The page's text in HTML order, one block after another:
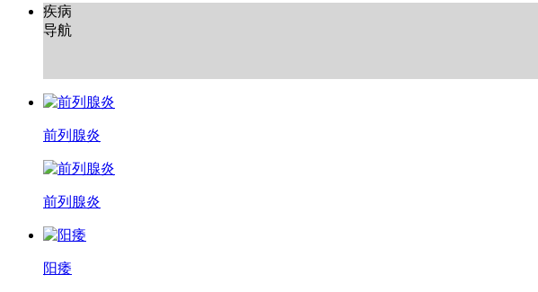
疾病
导航
前列腺炎
前列腺炎
阳痿